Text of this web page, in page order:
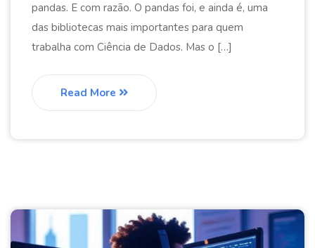
pandas. E com razão. O pandas foi, e ainda é, uma
das bibliotecas mais importantes para quem
trabalha com Ciência de Dados. Mas o […]
Read More